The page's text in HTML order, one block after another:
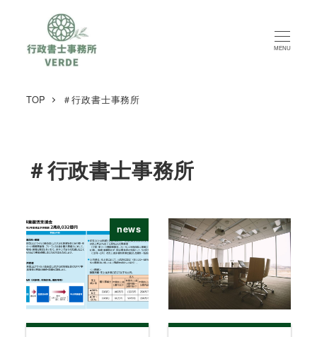
MENU
TOP ＃行政書士事務所
＃行政書士事務所
news